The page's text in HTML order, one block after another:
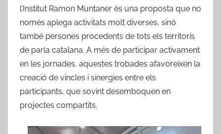
l’Institut Ramon Muntaner és una proposta que no
només aplega activitats molt diverses, sinó
també persones procedents de tots els territoris
de parla catalana. A més de participar activament
en les jornades, aquestes trobades afavoreixen la
creació de vincles i sinergies entre els
participants, que sovint desemboquen en
projectes compartits.